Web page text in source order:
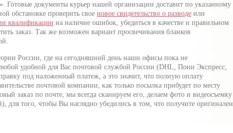
Готовые документы курьер нашей организации доставит по указанному
обстановке проверить свое новое свидетельство о разводе или
квалификации на наличие ошибок, убедиться в качестве и правильном
заказ. Так же возможен вариант просвечивания бланков
России, где на сегодняшний день наши офисы пока не
удобной для Вас почтовой службой России (DHL, Пони Экспресс,
под наложенный платеж, а это значит, что полную оплату
почтовой компании, как только посылка прибудет по месту
заказ по почте, мы всегда сканируем его, делаем фото и видеосъемку
для того, чтобы Вы наглядно убедились в том, что получите оригинален